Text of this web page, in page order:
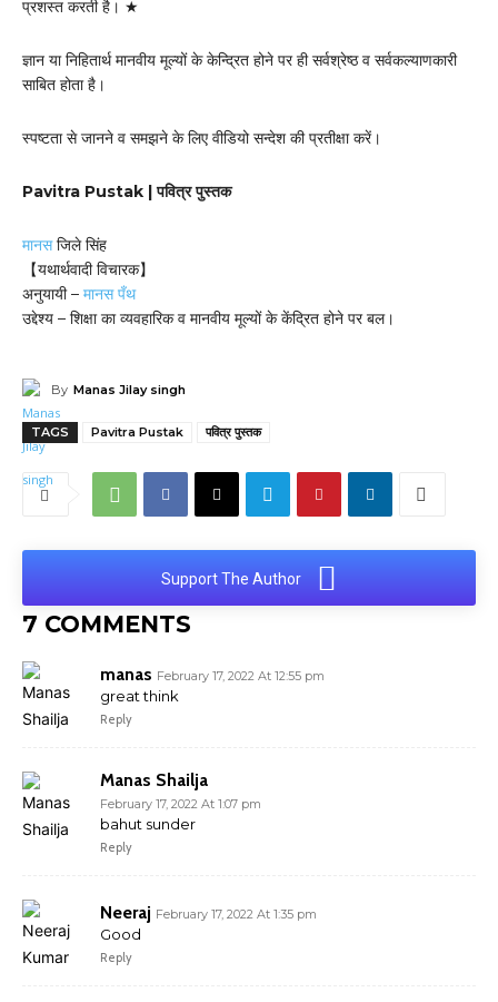
प्रशस्त करती है। ★
ज्ञान या निहितार्थ मानवीय मूल्यों के केन्द्रित होने पर ही सर्वश्रेष्ठ व सर्वकल्याणकारी
साबित होता है।
स्पष्टता से जानने व समझने के लिए वीडियो सन्देश की प्रतीक्षा करें।
Pavitra Pustak | पवित्र पुस्तक
मानसजिले सिंह
【यथार्थवादी विचारक】
अनुयायी – मानस पँथ
उद्देश्य – शिक्षा का व्यवहारिक व मानवीय मूल्यों के केंद्रित होने पर बल।
By Manas Jilay singh
TAGS Pavitra Pustak पवित्र पुस्तक
Support The Author
7 COMMENTS
manas February 17, 2022 At 12:55 pm
great think
Reply
Manas Shailja
February 17, 2022 At 1:07 pm
bahut sunder
Reply
Neeraj February 17, 2022 At 1:35 pm
Good
Reply